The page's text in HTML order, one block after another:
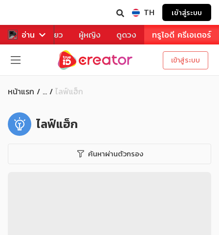
TH เข้าสู่ระบบ
อ่าน
หาร ท่องเที่ยว ผู้หญิง ดูดวง ทรูไอดี ครีเอเตอร์
เข้าสู่ระบบ
หน้าแรก ... ไลฟ์แฮ็ก
ไลฟ์แฮ็ก
ค้นหาผ่านตัวกรอง